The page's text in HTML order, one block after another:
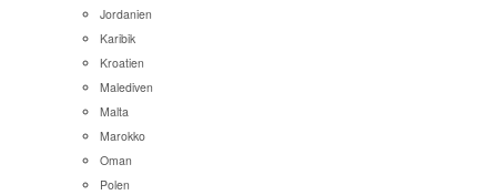
Jordanien
Karibik
Kroatien
Malediven
Malta
Marokko
Oman
Polen